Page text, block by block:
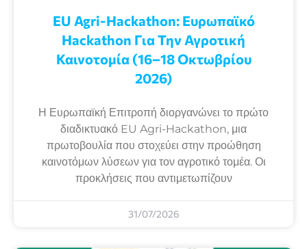
EU Agri-Hackathon: Eυρωπαϊκό
Ηackathon Για Την Αγροτική
Καινοτομία (16–18 Οκτωβρίου
2026)
Η Ευρωπαϊκή Επιτροπή διοργανώνει το πρώτο
διαδικτυακό EU Agri-Hackathon, μια
πρωτοβουλία που στοχεύει στην προώθηση
καινοτόμων λύσεων για τον αγροτικό τομέα. Οι
προκλήσεις που αντιμετωπίζουν
31/07/2026